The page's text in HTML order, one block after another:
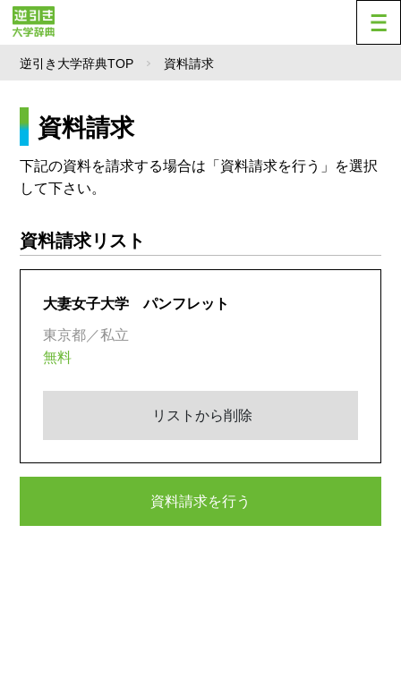
逆引き大学辞典TOP 資料請求
資料請求
下記の資料を請求する場合は「資料請求を行う」を選択
して下さい。
資料請求リスト
大妻女子大学 パンフレット
東京都／私立
無料
リストから削除
資料請求を行う